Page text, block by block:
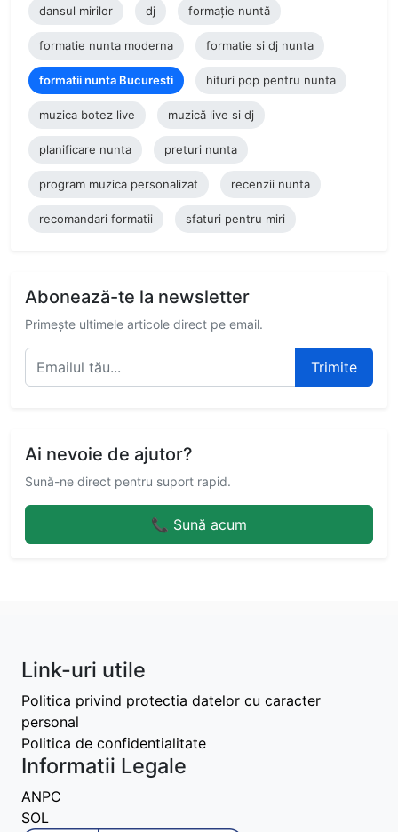
dansul mirilor dj formație nuntă
formatie nunta moderna formatie si dj nunta
formatii nunta Bucuresti hituri pop pentru nunta
muzica botez live muzică live si dj
planificare nunta preturi nunta
program muzica personalizat recenzii nunta
recomandari formatii sfaturi pentru miri
Abonează-te la newsletter
Primește ultimele articole direct pe email.
Trimite
Ai nevoie de ajutor?
Sună-ne direct pentru suport rapid.
📞 Sună acum
Link-uri utile
Politica privind protectia datelor cu caracter
personal
Politica de confidentialitate
Informatii Legale
ANPC
SOL